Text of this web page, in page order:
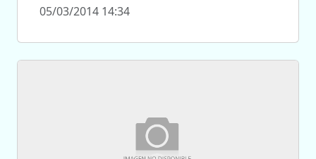
05/03/2014 14:34